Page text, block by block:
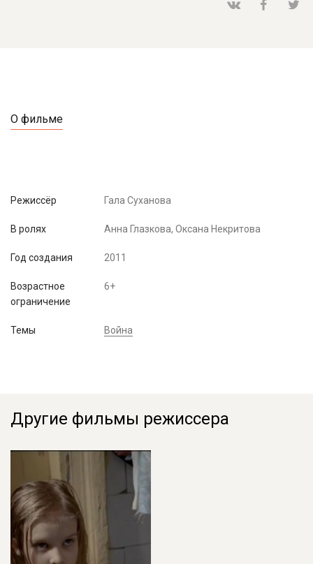
О фильме
Режиссёр Гала Суханова
В ролях Анна Глазкова, Оксана Некритова
Год создания 2011
Возрастное
ограничение
6+
Темы Война
Другие фильмы режиссера